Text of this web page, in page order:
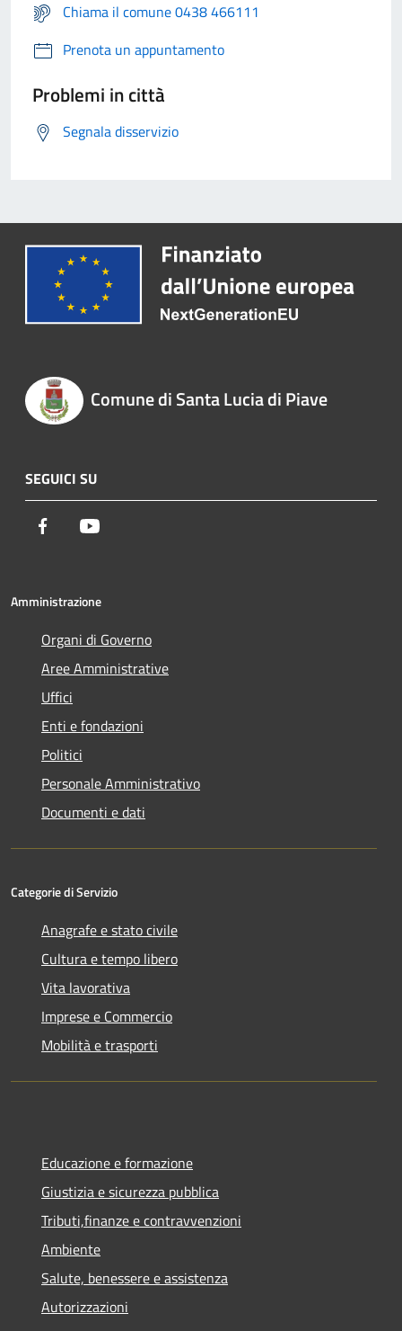
Chiama il comune 0438 466111
Prenota un appuntamento
Problemi in città
Segnala disservizio
Comune di Santa Lucia di Piave
SEGUICI SU
Facebook
Amministrazione
Organi di Governo
Aree Amministrative
Uffici
Enti e fondazioni
Politici
Personale Amministrativo
Documenti e dati
Categorie di Servizio
Anagrafe e stato civile
Cultura e tempo libero
Vita lavorativa
Imprese e Commercio
Mobilità e trasporti
Educazione e formazione
Giustizia e sicurezza pubblica
Tributi,finanze e contravvenzioni
Ambiente
Salute, benessere e assistenza
Autorizzazioni